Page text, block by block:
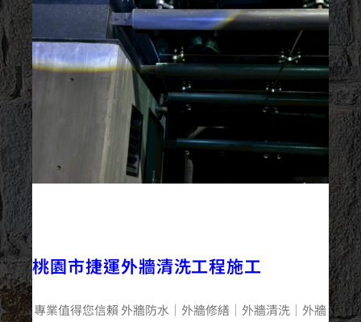
桃園市捷運外牆清洗工程施工
專業值得您信賴 外牆防水｜外牆修繕｜外牆清洗｜外牆